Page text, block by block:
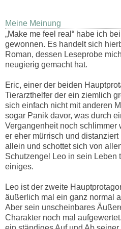
Meine Meinung
„Make me feel real“ habe ich
gewonnen. Es handelt sich
Roman, dessen Leseprobe
neugierig gemacht hat.
Eric, einer der beiden
Tierarzthelfer der ein ziemlich
sich einfach nicht mit anderen
sogar Panik davor, was durch
Vergangenheit noch schlimmer
er eher mürrisch und
allein und schottet sich von
Schutzengel Leo in sein Leben
einiges.
Leo ist der zweite
äußerlich mal ein ganz normal
Aber sein unscheinbares
Charakter noch mal